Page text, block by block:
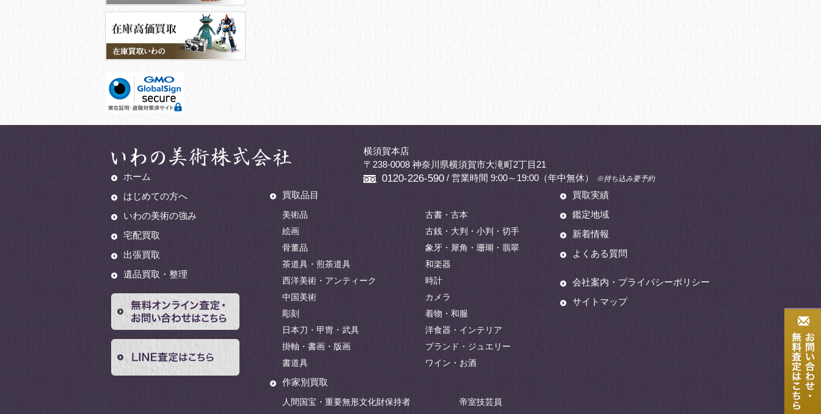
横須賀本店
〒238-0008 神奈川県横須賀市大滝町2丁目21
0120-226-590 / 営業時間 9:00～19:00（年中無休） ※持ち込み要予約
ホーム
はじめての方へ
いわの美術の強み
宅配買取
出張買取
遺品買取・整理
買取品目
美術品
絵画
骨董品
茶道具・煎茶道具
西洋美術・アンティーク
中国美術
彫刻
日本刀・甲冑・武具
掛軸・書画・版画
書道具
古書・古本
古銭・大判・小判・切手
象牙・犀角・珊瑚・翡翠
和楽器
時計
カメラ
着物・和服
洋食器・インテリア
ブランド・ジュエリー
ワイン・お酒
買取実績
鑑定地域
新着情報
よくある質問
会社案内・プライバシーポリシー
サイトマップ
作家別買取
人間国宝・重要無形文化財保持者
帝室技芸員